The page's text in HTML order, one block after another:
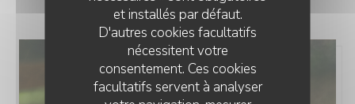
et installés par défaut.
D'autres cookies facultatifs
nécessitent votre
consentement. Ces cookies
facultatifs servent à analyser